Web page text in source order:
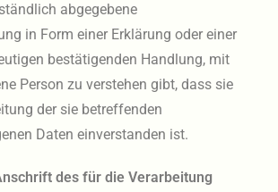
abgegebene
in Form einer Erklärung oder einer
bestätigenden Handlung, mit
Person zu verstehen gibt, dass sie
der sie betreffenden
Daten einverstanden ist.
des für die Verarbeitung